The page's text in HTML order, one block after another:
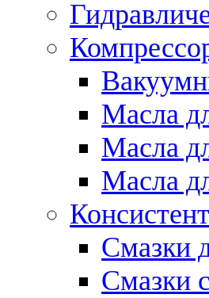
Масла
Масла
Масла
Смазки
Смазки